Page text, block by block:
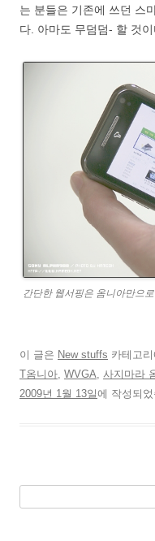
는 분들은 기존에 쓰던 스
다. 아마도 무덤덤- 할 것이
간단한 웹서핑은 옴니아만으
이 글은 New stuffs 카테고
T옴니아, WVGA, 사지마라
2009년 1월 13일에 작성되